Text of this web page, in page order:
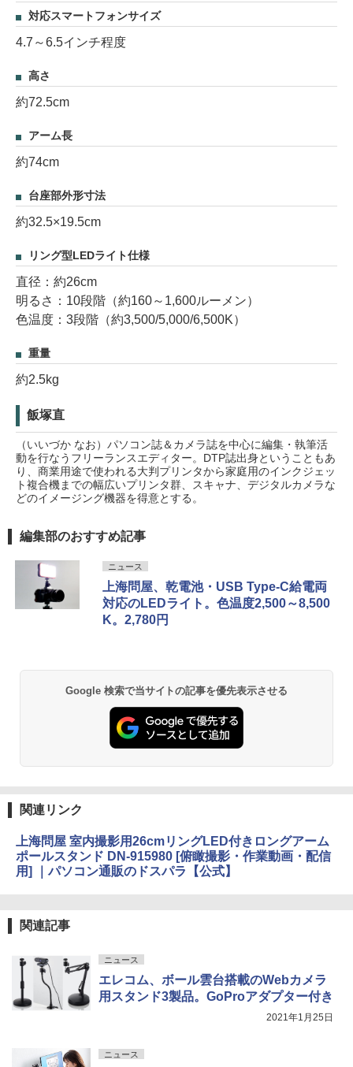
対応スマートフォンサイズ
4.7～6.5インチ程度
高さ
約72.5cm
アーム長
約74cm
台座部外形寸法
約32.5×19.5cm
リング型LEDライト仕様
直径：約26cm
明るさ：10段階（約160～1,600ルーメン）
色温度：3段階（約3,500/5,000/6,500K）
重量
約2.5kg
飯塚直
（いいづか なお）パソコン誌＆カメラ誌を中心に編集・執筆活
動を行なうフリーランスエディター。DTP誌出身ということもあ
り、商業用途で使われる大判プリンタから家庭用のインクジェッ
ト複合機までの幅広いプリンタ群、スキャナ、デジタルカメラな
どのイメージング機器を得意とする。
編集部のおすすめ記事
ニュース
上海問屋、乾電池・USB Type-C給電両
対応のLEDライト。色温度2,500～8,500
K。2,780円
Google 検索で当サイトの記事を優先表示させる
関連リンク
上海問屋 室内撮影用26cmリングLED付きロングアーム
ポールスタンド DN-915980 [俯瞰撮影・作業動画・配信
用] ｜パソコン通販のドスパラ【公式】
関連記事
ニュース
エレコム、ボール雲台搭載のWebカメラ
用スタンド3製品。GoProアダプター付き
2021年1月25日
ニュース